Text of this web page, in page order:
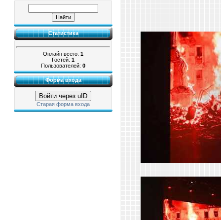
Статистика
Онлайн всего: 1
Гостей: 1
Пользователей: 0
Форма входа
Войти через uID
Старая форма входа